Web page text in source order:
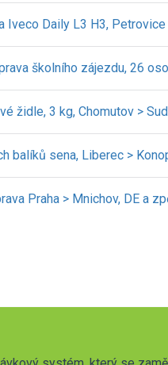
Iveco Daily L3 H3, Petrovice
školního zájezdu, 26
židle, 3 kg, Chomutov >
balíků sena, Liberec >
Praha > Mnichov, DE a